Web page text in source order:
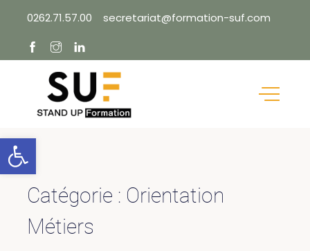
content
0262.71.57.00 secretariat@formation-suf.com
Catégorie : Orientation
Métiers
Ouvrir la barre d’outils